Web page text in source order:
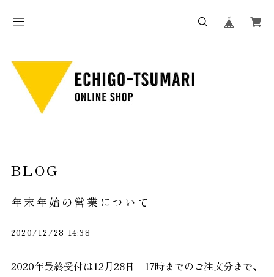
BLOG
年末年始の営業について
2020/12/28 14:38
2020年最終受付は12月28日 17時までのご注文分まで、